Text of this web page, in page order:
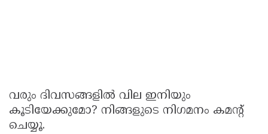
വരും ദിവസങ്ങളിൽ വില ഇനിയും
കൂടിയേക്കുമോ? നിങ്ങളുടെ നിഗമനം കമന്റ്
ചെയ്യൂ.